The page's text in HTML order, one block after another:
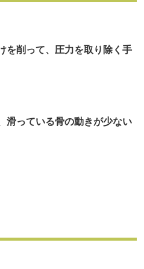
を削って、圧力を取り除く手
滑っている骨の動きが少ない